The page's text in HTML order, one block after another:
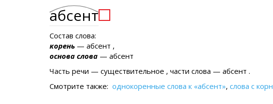
абсент
Состав слова:
корень — абсент ,
основа слова — абсент
Часть речи — существительное , части слова — абсент .
Смотрите также: однокоренные слова к «абсент», слова с